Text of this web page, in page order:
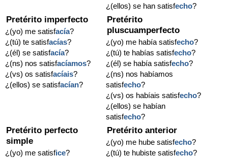
¿(ellos) se han satisfecho?
Pretérito imperfecto
¿(yo) me satisfacía?
¿(tú) te satisfacías?
¿(él) se satisfacía?
¿(ns) nos satisfacíamos?
¿(vs) os satisfacíais?
¿(ellos) se satisfacían?
Pretérito
pluscuamperfecto
¿(yo) me había satisfecho?
¿(tú) te habías satisfecho?
¿(él) se había satisfecho?
¿(ns) nos habíamos
satisfecho?
¿(vs) os habíais satisfecho?
¿(ellos) se habían
satisfecho?
Pretérito perfecto
simple
¿(yo) me satisfice?
Pretérito anterior
¿(yo) me hube satisfecho?
¿(tú) te hubiste satisfecho?